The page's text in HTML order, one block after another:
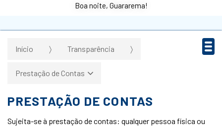
Boa noite, Guararema!
Início Transparência
Prestação de Contas
PRESTAÇÃO DE CONTAS
Sujeita-se à prestação de contas: qualquer pessoa física ou